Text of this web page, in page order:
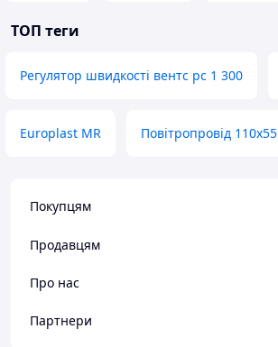
ТОП теги
Регулятор швидкості вентс рс 1 300
Europlast MR Повітропровід 110х55
Покупцям
Продавцям
Про нас
Партнери